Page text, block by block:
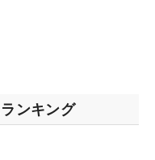
ンキング